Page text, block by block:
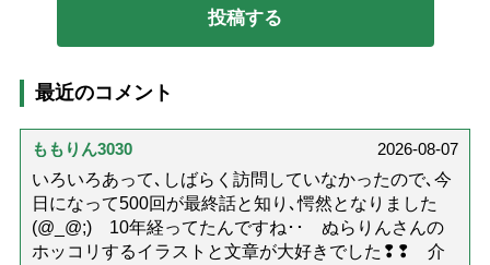
最近のコメント
ももりん3030
2026-08-07
いろいろあって､しばらく訪問していなかったので､今
日になって500回が最終話と知り､愕然となりました
(@_@;) 10年経ってたんですね･･ ぬらりんさんの
ホッコリするイラストと文章が大好きでした❢❢ 介